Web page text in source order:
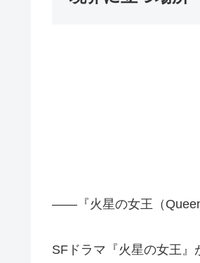
――『火星の女王（
SFドラマ『火星の女王』